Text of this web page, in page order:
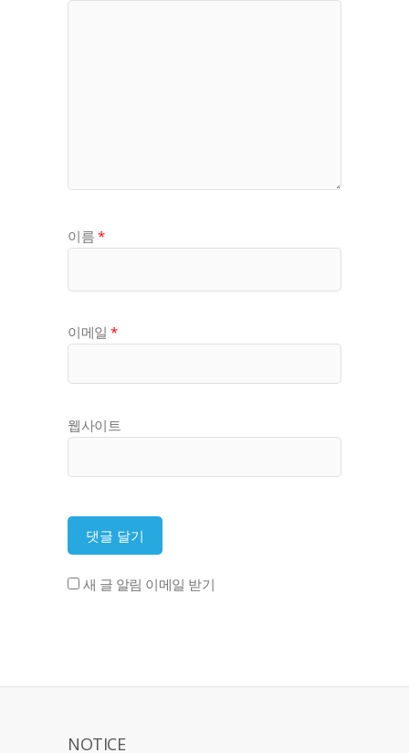
이름 *
이메일 *
웹사이트
새 글 알림 이메일 받기
NOTICE